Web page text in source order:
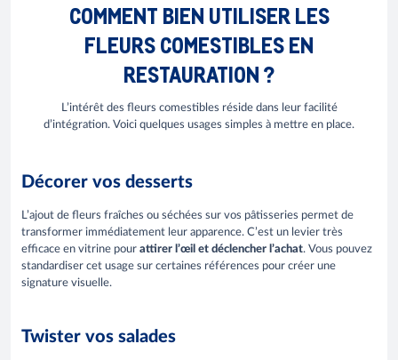
COMMENT BIEN UTILISER LES
FLEURS COMESTIBLES EN
RESTAURATION ?
L’intérêt des fleurs comestibles réside dans leur facilité
d’intégration. Voici quelques usages simples à mettre en place.
Décorer vos desserts
L’ajout de fleurs fraîches ou séchées sur vos pâtisseries permet de
transformer immédiatement leur apparence. C’est un levier très
efficace en vitrine pour attirer l’œil et déclencher l’achat. Vous pouvez
standardiser cet usage sur certaines références pour créer une
signature visuelle.
Twister vos salades